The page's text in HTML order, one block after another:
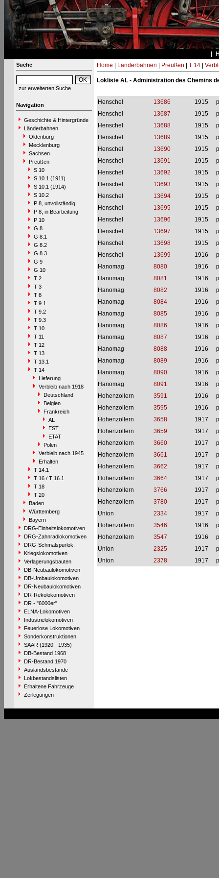
Suche
zur erweiterten Suche
Navigation
Geschichte & Hintergründe
Länderbahnen
Oldenburg
Mecklenburg
Sachsen
Preußen
S 10
S 10.1 (1911)
S 10.1 (1914)
S 10.2
P 8, unvollständig
P 8, in Bearbeitung
P 10
G 8
G 8.1
G 8.2
G 8.3
G 9
G 10
T 2
T 3
T 8
T 9.1
T 9.2
T 9.3
T 10
T 11
T 12
T 13
T 13.1
T 14
Lieferung
Verbleib nach 1918
Deutschland
Belgien
Frankreich
AL
EST
ETAT
Polen
Verbleib nach 1945
Erhalten
T 14.1
T 16 / T 16.1
T 18
T 20
Baden
Württemberg
Bayern
DRG-Einheitslokomotiven
DRG-Zahnradlokomotiven
DRG-Schmalspurlok.
Kriegslokomotiven
Verlagerungsbauten
DB-Neubaulokomotiven
DB-Umbaulokomotiven
DR-Neubaulokomotiven
DR-Rekolokomotiven
DR - "6000er"
ELNA-Lokomotiven
Industrielokomotiven
Feuerlose Lokomotiven
Sonderkonstruktionen
SAAR (1920 - 1935)
DB-Bestand 1968
DR-Bestand 1970
Auslandsbestände
Lokbestandslisten
Erhaltene Fahrzeuge
Zerlegungen
Home Länderbahnen Preußen T 14|
Lokliste AL - Administration des Chemins
Henschel 13686 1915
Henschel
13687 1915
Henschel
13688 1915
Henschel
13689 1915
Henschel
13690 1915
Henschel
13691 1915
Henschel
13692 1915
Henschel
13693 1915
Henschel
13694 1915
Henschel
13695 1915
Henschel
13696 1915
Henschel
13697 1915
Henschel
13698 1915
Henschel
13699 1916
Hanomag
8080 1916
Hanomag
8081 1916
Hanomag
8082 1916
Hanomag
8084 1916
Hanomag
8085 1916
Hanomag
8086 1916
Hanomag
8087 1916
Hanomag
8088 1916
Hanomag
8089 1916
Hanomag
8090 1916
Hanomag
8091 1916
Hohenzollern
3591 1916
Hohenzollern
3595 1916
Hohenzollern
3658 1917
Hohenzollern
3659 1917
Hohenzollern
3660 1917
Hohenzollern
3661 1917
Hohenzollern
3662 1917
Hohenzollern
3664 1917
Hohenzollern
3766 1917
Hohenzollern
3780 1917
Union
2334 1917
Hohenzollern
3546 1916
Hohenzollern
3547 1916
Union
2325 1917
Union
2378 1917